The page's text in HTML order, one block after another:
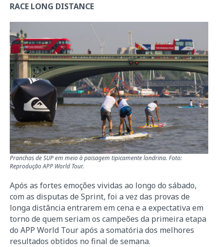
RACE LONG DISTANCE
Pranchas de SUP em meio à paisagem tipicamente londrina. Foto:
Reprodução APP World Tour.
Após as fortes emoções vividas ao longo do sábado,
com as disputas de Sprint, foi a vez das provas de
longa distância entrarem em cena e a expectativa em
torno de quem seriam os campeões da primeira etapa
do APP World Tour após a somatória dos melhores
resultados obtidos no final de semana.